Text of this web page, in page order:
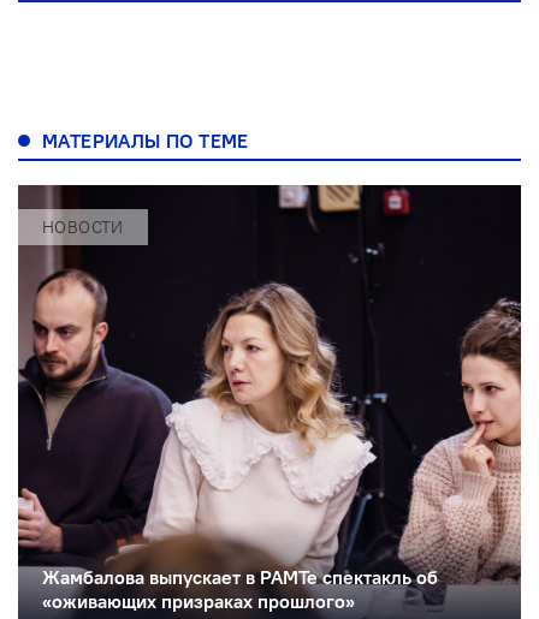
МАТЕРИАЛЫ ПО ТЕМЕ
НОВОСТИ
Жамбалова выпускает в РАМТе спектакль об
«оживающих призраках прошлого»